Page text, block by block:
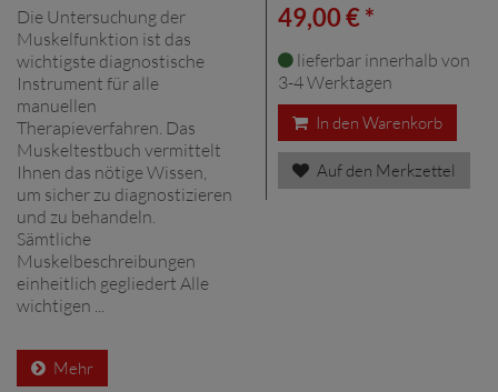
Die Untersuchung der
Muskelfunktion ist das
wichtigste diagnostische
Instrument für alle
manuellen
Therapieverfahren. Das
Muskeltestbuch vermittelt
Ihnen das nötige Wissen,
um sicher zu diagnostizieren
und zu behandeln.
Sämtliche
Muskelbeschreibungen
einheitlich gegliedert Alle
wichtigen ...
Mehr
49,00 € *
lieferbar innerhalb von
3-4 Werktagen
In den Warenkorb
Auf den Merkzettel